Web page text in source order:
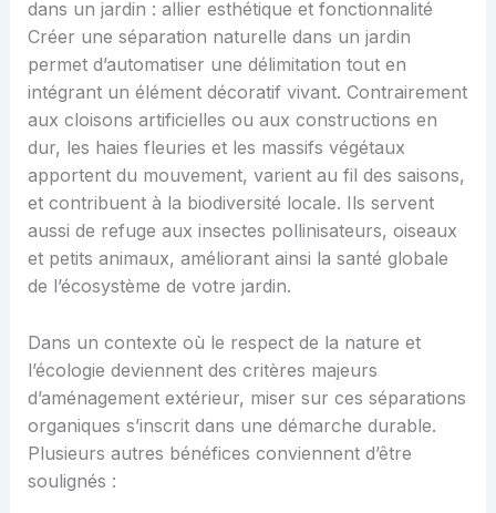
dans un jardin : allier esthétique et fonctionnalité
Créer une séparation naturelle dans un jardin
permet d’automatiser une délimitation tout en
intégrant un élément décoratif vivant. Contrairement
aux cloisons artificielles ou aux constructions en
dur, les haies fleuries et les massifs végétaux
apportent du mouvement, varient au fil des saisons,
et contribuent à la biodiversité locale. Ils servent
aussi de refuge aux insectes pollinisateurs, oiseaux
et petits animaux, améliorant ainsi la santé globale
de l’écosystème de votre jardin.
Dans un contexte où le respect de la nature et
l’écologie deviennent des critères majeurs
d’aménagement extérieur, miser sur ces séparations
organiques s’inscrit dans une démarche durable.
Plusieurs autres bénéfices conviennent d’être
soulignés :